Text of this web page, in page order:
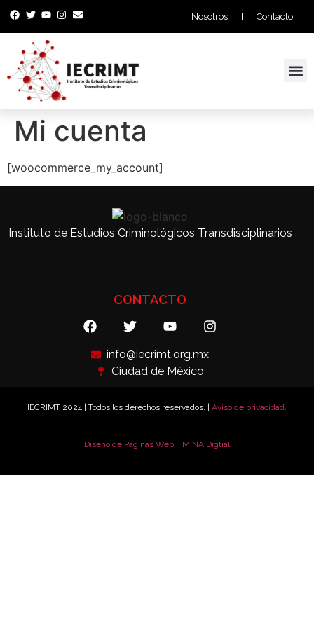
Nosotros Contacto
Mi cuenta
[woocommerce_my_account]
Instituto de Estudios Criminológicos Transdisciplinarios
CONTACTO
info@iecrimt.org.mx
Ciudad de México
IECRIMT 2024 | Todos los derechos reservados. | Aviso de privacidad.
Diseño de Paginas Web | MINA Digtial